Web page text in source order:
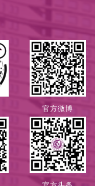
官方微博